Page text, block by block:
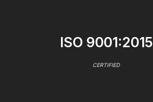
ISO 9001:2015
CERTIFIED